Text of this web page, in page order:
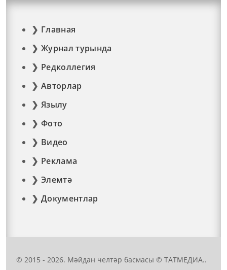
Главная
Журнал турында
Редколлегия
Авторлар
Язылу
Фото
Видео
Реклама
Элемтә
Документлар
© 2015 - 2026. Мәйдан челтәр басмасы © ТАТМЕДИА..